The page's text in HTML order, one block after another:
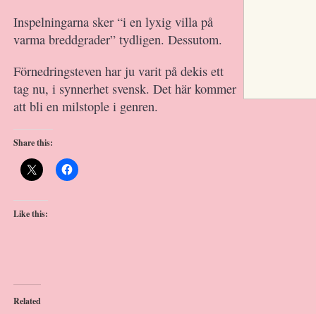
Inspelningarna sker “i en lyxig villa på
varma breddgrader” tydligen. Dessutom.
Förnedringsteven har ju varit på dekis ett
tag nu, i synnerhet svensk. Det här kommer
att bli en milstople i genren.
Share this:
Like this:
Related